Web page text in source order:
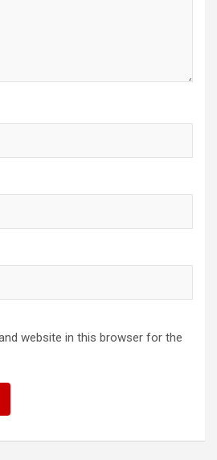
website in this browser for the